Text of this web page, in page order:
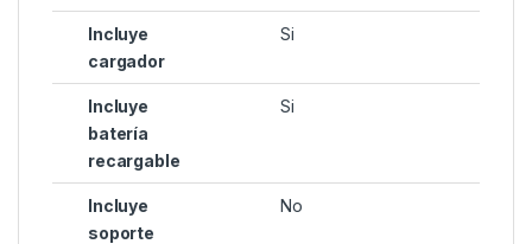
Incluye
cargador
Si
Incluye
batería
recargable
Si
Incluye
soporte
No